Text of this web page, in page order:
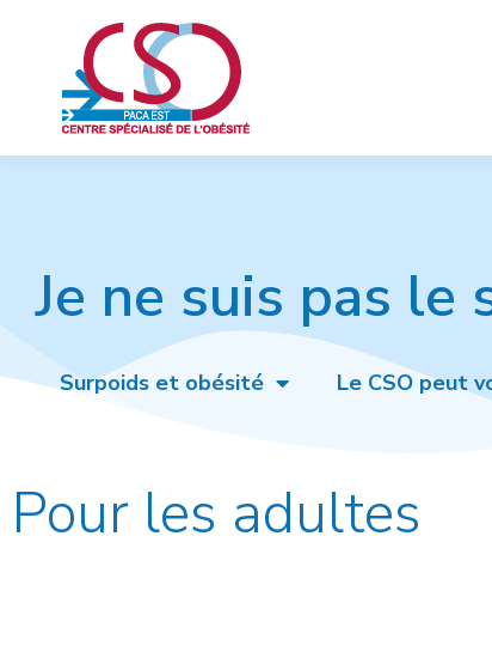
Je ne suis pas le
Surpoids et obésité Le CSO peut
Pour les adultes